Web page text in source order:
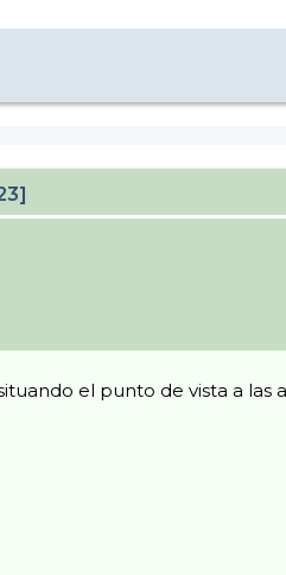
el punto de vista a las